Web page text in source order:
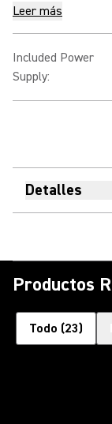
Leer más
Included Power
Supply:
Detalles
Productos
Todo (23)